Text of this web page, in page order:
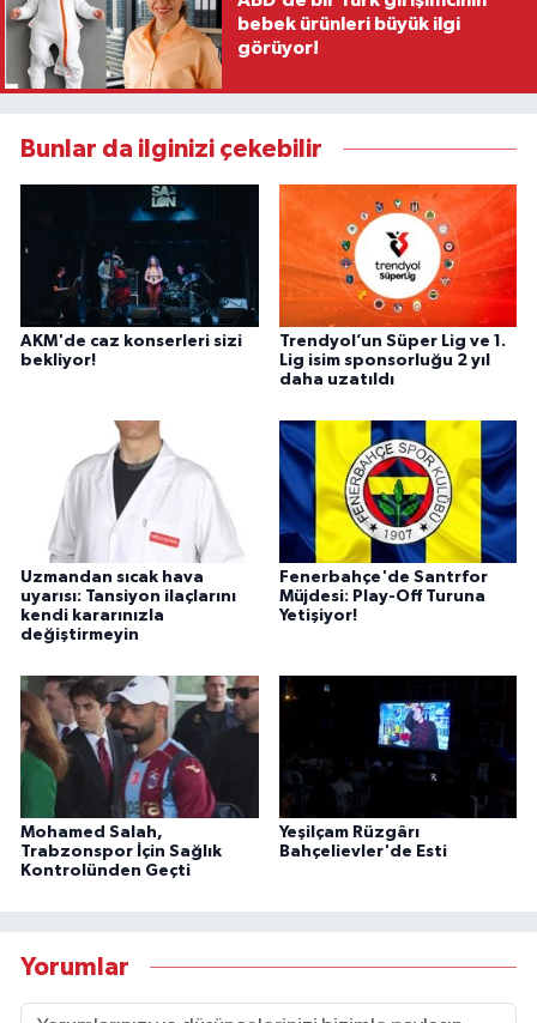
bebek ürünleri büyük ilgi
görüyor!
Bunlar da ilginizi çekebilir
AKM'de caz konserleri sizi
bekliyor!
Trendyol’un Süper Lig ve 1.
Lig isim sponsorluğu 2 yıl
daha uzatıldı
Uzmandan sıcak hava
uyarısı: Tansiyon ilaçlarını
kendi kararınızla
değiştirmeyin
Fenerbahçe'de Santrfor
Müjdesi: Play-Off Turuna
Yetişiyor!
Mohamed Salah,
Trabzonspor İçin Sağlık
Kontrolünden Geçti
Yeşilçam Rüzgârı
Bahçelievler'de Esti
Yorumlar